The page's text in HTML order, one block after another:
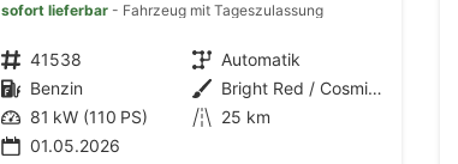
sofort lieferbar Fahrzeug mit Tageszulassung
Fahrzeugnr. 41538 Getriebe Automatik
Kraftstoff Benzin Außenfarbe
Bright Red / Cosmic Black Pearl Metallic
Leistung 81 kW (110 PS) Kilometerstand 25 km
01.05.2026